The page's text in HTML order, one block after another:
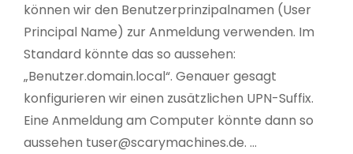
können wir den Benutzerprinzipalnamen (User
Principal Name) zur Anmeldung verwenden. Im
Standard könnte das so aussehen:
„Benutzer.domain.local“. Genauer gesagt
konfigurieren wir einen zusätzlichen UPN-Suffix.
Eine Anmeldung am Computer könnte dann so
aussehen tuser@scarymachines.de. …